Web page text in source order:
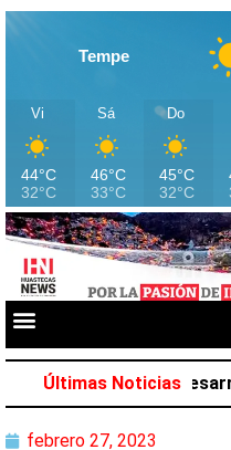
Tempe
Vi
44°C
32°C
Sá
46°C
33°C
Do
45°C
32°C
Últimas Noticias
Salazar favorece
febrero 27, 2023